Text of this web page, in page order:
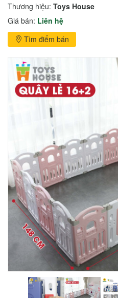
Thương hiệu: Toys House
Giá bán: Liên hệ
Tìm điểm bán